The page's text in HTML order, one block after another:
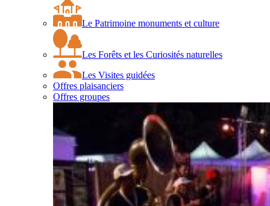
Le Patrimoine monuments et culture
Les Forêts et les Curiosités naturelles
Les Visites guidées
Offres plaisanciers
Offres groupes